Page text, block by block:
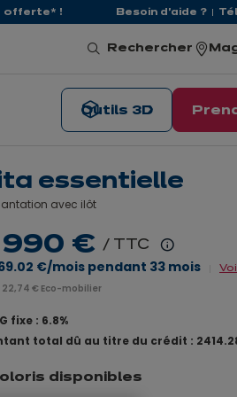
offerte* ! Besoin d'aide ?
Rechercher
Outils 3D
essentielle
avec ilôt
990 € / TTC
En
savoir
€/mois pendant 33 mois
€ Eco-mobilier
fixe : 6.8%
total dû au titre du crédit :
disponibles